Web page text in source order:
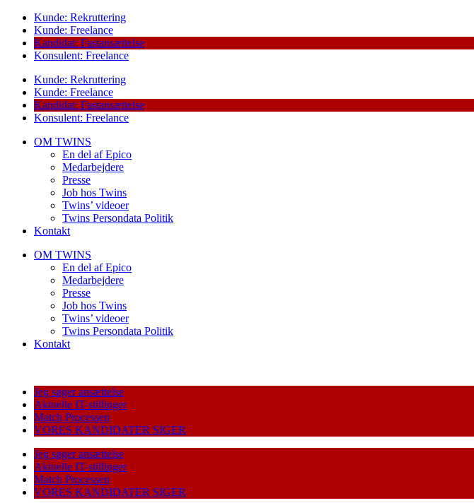
Kunde: Rekruttering
Kunde: Freelance
Kandidat: Fastansættelse
Konsulent: Freelance
Kunde: Rekruttering
Kunde: Freelance
Kandidat: Fastansættelse
Konsulent: Freelance
OM TWINS
En del af Epico
Medarbejdere
Presse
Job hos Twins
Twins’ videoer
Twins Persondata Politik
Kontakt
OM TWINS
En del af Epico
Medarbejdere
Presse
Job hos Twins
Twins’ videoer
Twins Persondata Politik
Kontakt
Jeg søger ansættelse
Aktuelle IT-stillinger
Match Processen
VORES KANDIDATER SIGER
Jeg søger ansættelse
Aktuelle IT-stillinger
Match Processen
VORES KANDIDATER SIGER